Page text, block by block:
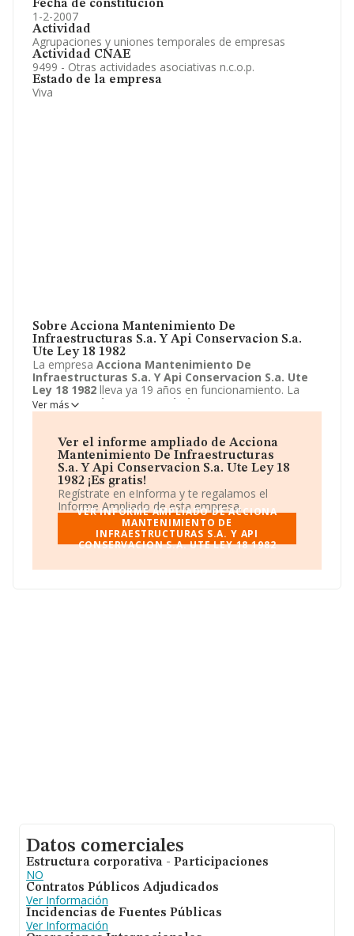
Fecha de constitución
1-2-2007
Actividad
Agrupaciones y uniones temporales de empresas
Actividad CNAE
9499 - Otras actividades asociativas n.c.o.p.
Estado de la empresa
Viva
Sobre Acciona Mantenimiento De
Infraestructuras S.a. Y Api Conservacion S.a.
Ute Ley 18 1982
La empresa Acciona Mantenimiento De
Infraestructuras S.a. Y Api Conservacion S.a. Ute
Ley 18 1982 lleva ya 19 años en funcionamiento. La
empresa
Acciona Mantenimiento De
Infraestructuras S.a. Y Api Conservacion S.a. Ute
Madrid. La actividad CNAE de esta compañía es 9499 -
Otras actividades asociativas n.c.o.p.. La emprea
Acciona Mantenimiento De Infraestructuras S.a. Y
Api Conservacion S.a. Ute Ley 18 1982
se registra
como Unión temporal de empresas.
Ver más
Ver el informe ampliado de Acciona
Mantenimiento De Infraestructuras
S.a. Y Api Conservacion S.a. Ute Ley 18
1982 ¡Es gratis!
Regístrate en eInforma y te regalamos el
Informe Ampliado de esta empresa.
VER INFORME AMPLIADO DE ACCIONA
MANTENIMIENTO DE
INFRAESTRUCTURAS S.A. Y API
CONSERVACION S.A. UTE LEY 18 1982
Datos comerciales
Estructura corporativa - Participaciones
NO
Contratos Públicos Adjudicados
Ver Información
Incidencias de Fuentes Públicas
Ver Información